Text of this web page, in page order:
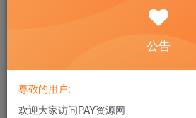
【软件大小】17.38mb
【实用型号】
【应用介绍】支持无损下载
公告
尊敬的用户:
欢迎大家访问PAY资源网